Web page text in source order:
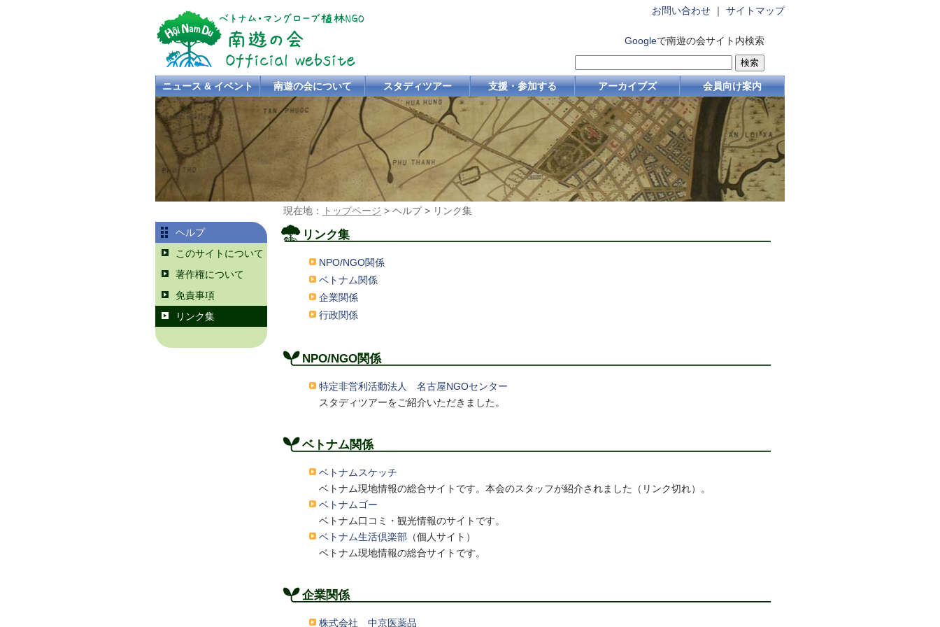
お問い合わせ ｜ サイトマップ
Googleで南遊の会サイト内検索
ニュース & イベント 南遊の会について スタディツアー 支援・参加する アーカイブズ 会員向け案内
現在地： トップページ > ヘルプ > リンク集
リンク集
NPO/NGO関係
ベトナム関係
企業関係
行政関係
NPO/NGO関係
特定非営利活動法人 名古屋NGOセンター
スタディツアーをご紹介いただきました。
ベトナム関係
ベトナムスケッチ
ベトナム現地情報の総合サイトです。本会のスタッフが紹介されました（リンク切れ）。
ベトナムゴー
ベトナム口コミ・観光情報のサイトです。
ベトナム生活倶楽部 （個人サイト）
ベトナム現地情報の総合サイトです。
企業関係
株式会社 中京医薬品
ヘルプ
このサイトについて
著作権について
免責事項
リンク集